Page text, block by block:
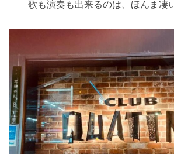
歌も演奏も出来るのは、ほんま凄